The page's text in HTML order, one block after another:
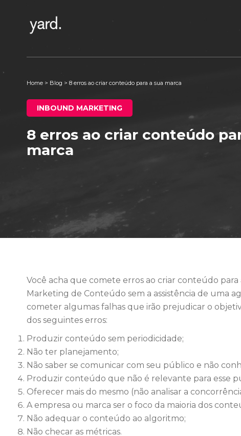
Home > Blog > 8 erros ao criar conteúdo para a sua marca
INBOUND MARKETING
8 erros ao criar conteúdo
marca
Você acha que comete erros ao criar conteúdo para
Marketing de Conteúdo sem a assistência de uma
cometer algumas falhas que irão prejudicar o
dos seguintes erros:
Produzir conteúdo sem periodicidade;
Não ter planejamento;
Não saber se comunicar com seu público e não
Produzir conteúdo que não é relevante para esse
Oferecer mais do mesmo (não analisar a
A empresa ou marca ser o foco da maioria dos
Não adequar o conteúdo ao algoritmo;
Não checar as métricas.